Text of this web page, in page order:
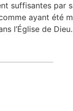
suffisantes par
ayant été
l’Église de Dieu.